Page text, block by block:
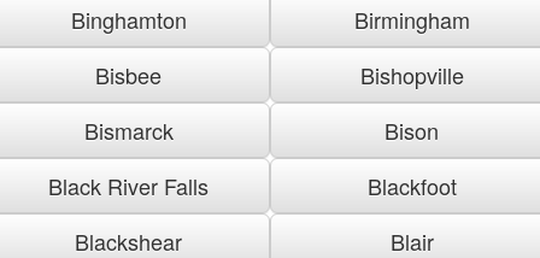
Binghamton
Birmingham
Bisbee
Bishopville
Bismarck
Bison
Black River Falls
Blackfoot
Blackshear
Blair